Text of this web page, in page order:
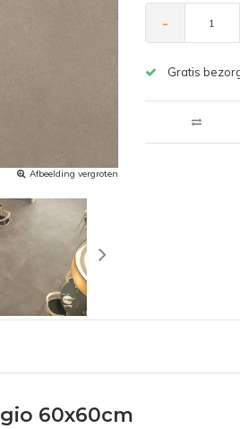
Afbeelding vergroten
-
Gratis
60x60cm